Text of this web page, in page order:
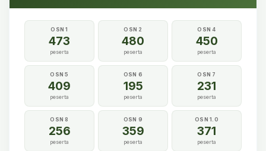
OSN 1
473
peserta
OSN 2
480
peserta
OSN 4
450
peserta
OSN 5
409
peserta
OSN 6
195
peserta
OSN 7
231
peserta
OSN 8
256
peserta
OSN 9
359
peserta
OSN 1.0
371
peserta